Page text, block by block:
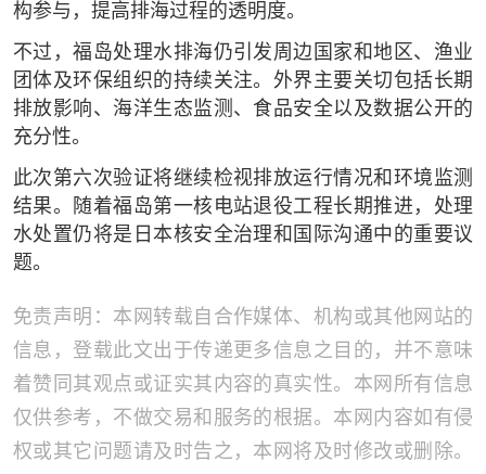
构参与，提高排海过程的透明度。
不过，福岛处理水排海仍引发周边国家和地区、渔业
团体及环保组织的持续关注。外界主要关切包括长期
排放影响、海洋生态监测、食品安全以及数据公开的
充分性。
此次第六次验证将继续检视排放运行情况和环境监测
结果。随着福岛第一核电站退役工程长期推进，处理
水处置仍将是日本核安全治理和国际沟通中的重要议
题。
免责声明：本网转载自合作媒体、机构或其他网站的
信息，登载此文出于传递更多信息之目的，并不意味
着赞同其观点或证实其内容的真实性。本网所有信息
仅供参考，不做交易和服务的根据。本网内容如有侵
权或其它问题请及时告之，本网将及时修改或删除。